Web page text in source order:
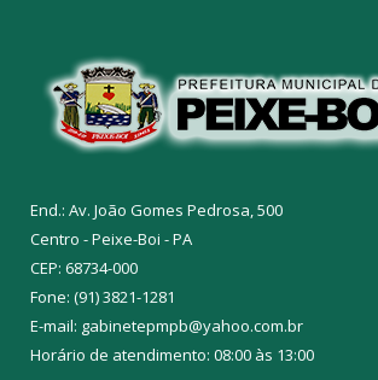
End.: Av. João Gomes Pedrosa, 500
Centro - Peixe-Boi - PA
CEP: 68734-000
Fone: (91) 3821-1281
E-mail: gabinetepmpb@yahoo.com.br
Horário de atendimento: 08:00 às 13:00